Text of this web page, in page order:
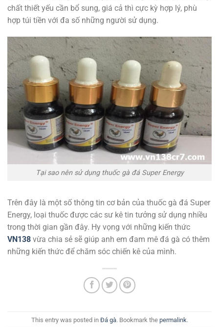
chất thiết yếu cần bổ sung, giá cả thì cực kỳ hợp lý, phù
hợp túi tiền với đa số những người sử dụng.
Tại sao nên sử dụng thuốc gà đá Super Energy
Trên đây là một số thông tin cơ bản của thuốc gà đá Super
Energy, loại thuốc được các sư kê tin tưởng sử dụng nhiều
trong thời gian gần đây. Hy vọng với những kiến thức
VN138 vừa chia sẻ sẽ giúp anh em đam mê đá gà có thêm
những kiến thức để chăm sóc chiến kê của mình.
This entry was posted in Đá gà. Bookmark the permalink.